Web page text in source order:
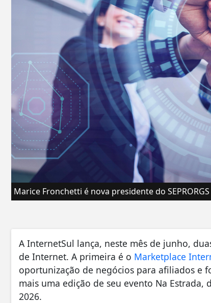
Marice Fronchetti é nova presidente do SEPRORGS
A InternetSul lança, neste mês de junho,
de Internet. A primeira é o Marketplace
oportunização de negócios para afiliados e
mais uma edição de seu evento Na Estrada,
2026.